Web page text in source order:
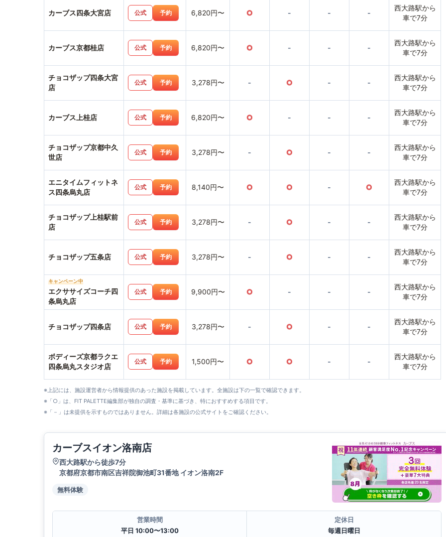
カーブス四条大宮店 公式 予約 6,820円〜 ○ - - -
西大路駅から
車で7分
カーブス京都桂店 公式 予約 6,820円〜 ○ - - -
西大路駅から
車で7分
チョコザップ四条大宮
店
公式 予約 3,278円〜 - ○ - -
西大路駅から
車で7分
カーブス上桂店 公式 予約 6,820円〜 ○ - - -
西大路駅から
車で7分
チョコザップ京都中久
世店
公式 予約 3,278円〜 - ○ - -
西大路駅から
車で7分
エニタイムフィットネ
ス四条烏丸店
公式 予約 8,140円〜 ○ ○ - ○
西大路駅から
車で7分
チョコザップ上桂駅前
店
公式 予約 3,278円〜 - ○ - -
西大路駅から
車で7分
チョコザップ五条店 公式 予約 3,278円〜 - ○ - -
西大路駅から
車で7分
キャンペーン中
エクササイズコーチ四
条烏丸店
公式 予約 9,900円〜 ○ - - -
西大路駅から
車で7分
チョコザップ四条店 公式 予約 3,278円〜 - ○ - -
西大路駅から
車で7分
ボディーズ京都ラクエ
四条烏丸スタジオ店
公式 予約 1,500円〜 ○ ○ - -
西大路駅から
車で7分
※上記には、施設運営者から情報提供のあった施設を掲載しています。全施設は下の一覧で確認できます。
※「○」は、FIT PALETTE編集部が独自の調査・基準に基づき、特におすすめする項目です。
※「－」は未提供を示すものではありません。詳細は各施設の公式サイトをご確認ください。
カーブスイオン洛南店
西大路駅から徒歩7分
京都府京都市南区吉祥院御池町31番地 イオン洛南2F
無料体験
営業時間
平日 10:00〜13:00
定休日
毎週日曜日